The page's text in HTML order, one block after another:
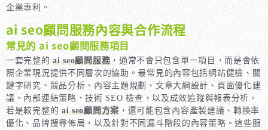
企業專利。
ai seo顧問服務內容與合作流程
常見的 ai seo顧問服務項目
一套完整的ai seo顧問服務 ，通常不會只包含單一項目，而是會依
照企業現況提供不同層次的協助。最常見的內容包括網站健檢、關
鍵字研究、競品分析、內容主題規劃、文章大綱設計、頁面優化建
議、內部連結策略、技術 SEO 檢查，以及成效追蹤與報表分析。
若是較完整的 ai seo顧問方案，還可能包含內容產製建議、轉換率
優化、品牌搜尋佈局，以及針對不同漏斗階段的內容策略。這些服